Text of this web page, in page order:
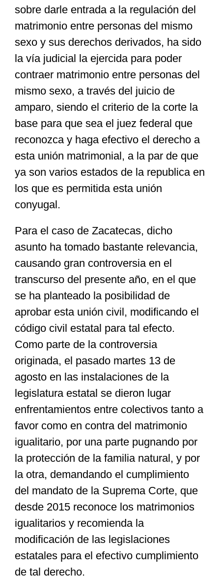
sobre darle entrada a la regulación del
matrimonio entre personas del mismo
sexo y sus derechos derivados, ha sido
la vía judicial la ejercida para poder
contraer matrimonio entre personas del
mismo sexo, a través del juicio de
amparo, siendo el criterio de la corte la
base para que sea el juez federal que
reconozca y haga efectivo el derecho a
esta unión matrimonial, a la par de que
ya son varios estados de la republica en
los que es permitida esta unión
conyugal.
Para el caso de Zacatecas, dicho
asunto ha tomado bastante relevancia,
causando gran controversia en el
transcurso del presente año, en el que
se ha planteado la posibilidad de
aprobar esta unión civil, modificando el
código civil estatal para tal efecto.
Como parte de la controversia
originada, el pasado martes 13 de
agosto en las instalaciones de la
legislatura estatal se dieron lugar
enfrentamientos entre colectivos tanto a
favor como en contra del matrimonio
igualitario, por una parte pugnando por
la protección de la familia natural, y por
la otra, demandando el cumplimiento
del mandato de la Suprema Corte, que
desde 2015 reconoce los matrimonios
igualitarios y recomienda la
modificación de las legislaciones
estatales para el efectivo cumplimiento
de tal derecho.